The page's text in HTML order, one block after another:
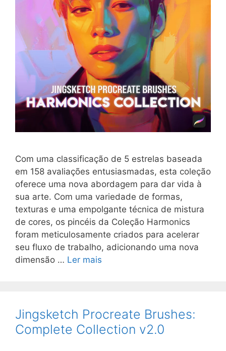
Com uma classificação de 5 estrelas baseada
em 158 avaliações entusiasmadas, esta coleção
oferece uma nova abordagem para dar vida à
sua arte. Com uma variedade de formas,
texturas e uma empolgante técnica de mistura
de cores, os pincéis da Coleção Harmonics
foram meticulosamente criados para acelerar
seu fluxo de trabalho, adicionando uma nova
dimensão … Ler mais
Jingsketch Procreate Brushes:
Complete Collection v2.0